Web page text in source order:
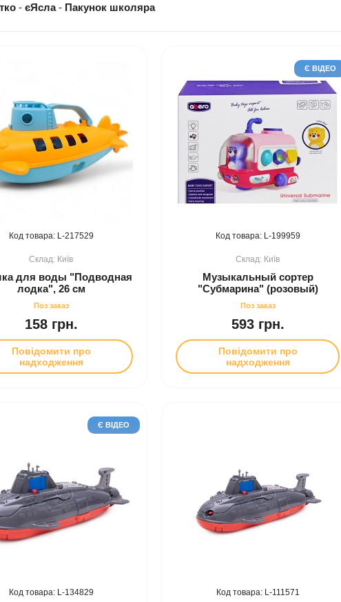
- єЯсла- Пакунок школяра
217529
Київ
для воды "Подводная
лодка", 26 см
158 грн.
Повідомити про
надходження
Є ВІДЕО
199959
Київ
Музыкальный сортер
"Субмарина" (розовый)
593 грн.
Повідомити про
надходження
Є ВІДЕО
134829 111571